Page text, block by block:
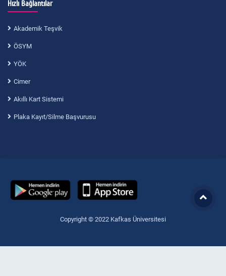
Hızlı Bağlantılar
Akademik Teşvik
ÖSYM
YÖK
Cimer
Akıllı Kart Sistemi
Plaka Kayıt/Silme Başvurusu
Copyright © 2022 Kafkas Üniversitesi